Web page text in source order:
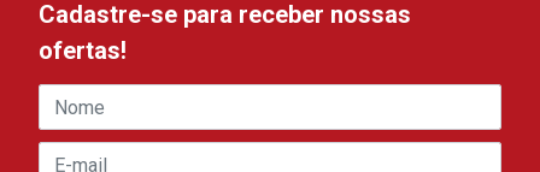
Cadastre-se para receber nossas
ofertas!